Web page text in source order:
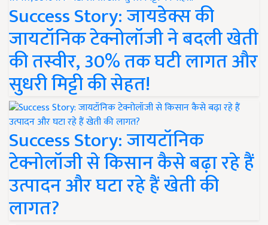
Success Story: जायडेक्स की
जायटॉनिक टेक्नोलॉजी ने बदली खेती
की तस्वीर, 30% तक घटी लागत और
सुधरी मिट्टी की सेहत!
Success Story: जायटॉनिक
टेक्नोलॉजी से किसान कैसे बढ़ा रहे हैं
उत्पादन और घटा रहे हैं खेती की
लागत?